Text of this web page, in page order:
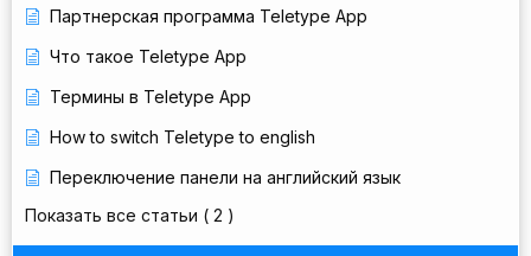
Партнерская программа Teletype App
Что такое Teletype App
Термины в Teletype App
How to switch Teletype to english
Переключение панели на английский язык
Показать все статьи ( 2 )